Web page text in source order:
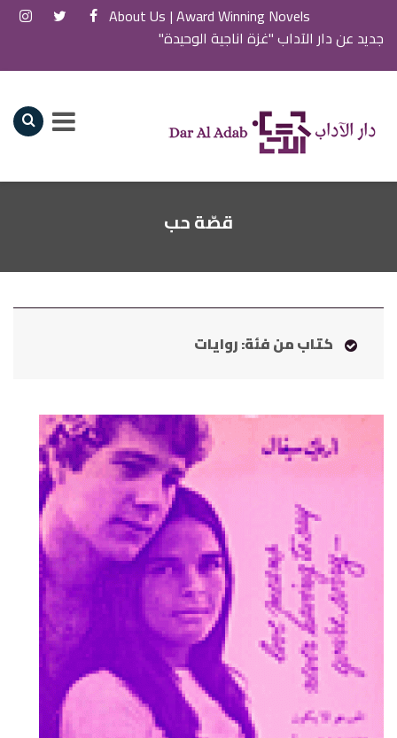
Award Winning Novels |
About Us
جديد عن دار الآداب "غزة اناجية الوحيدة"
قصّة حب
كتاب من فئة: روايات